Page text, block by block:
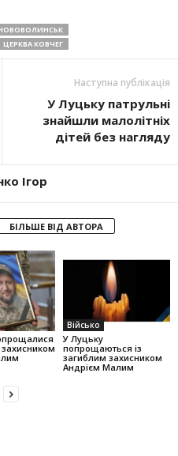
ЦЕРКВА КОВЧЕГ
Наступна публікація
У Луцьку патрульні
знайшли малолітніх
дітей без нагляду
Ігор
БІЛЬШЕ ВІД АВТОРА
Військо
У Луцьку
попрощаються із
загиблим захисником
Андрієм Малим